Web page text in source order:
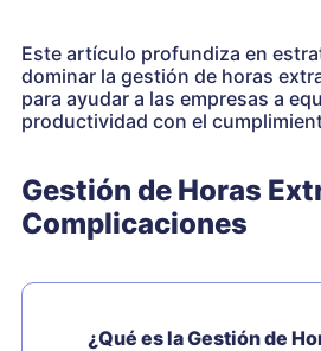
Este artículo profundiza en
dominar la gestión de horas
para ayudar a las empresas a
productividad con el
Gestión de Horas
Complicaciones
¿Qué es la Gestión de